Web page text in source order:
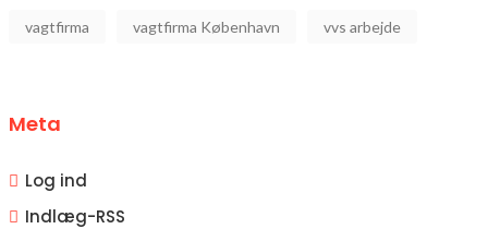
vagtfirma vagtfirma København vvs arbejde
Meta
Log ind
Indlæg-RSS